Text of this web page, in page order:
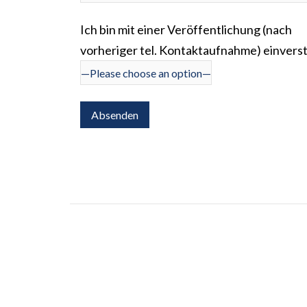
Ich bin mit einer Veröffentlichung (nach
vorheriger tel. Kontaktaufnahme)